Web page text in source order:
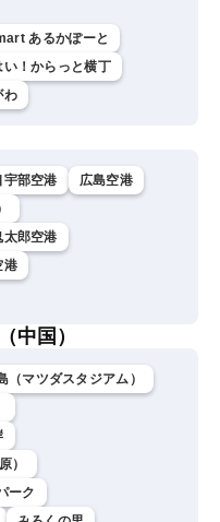
あるかぽーと
い！からっと横丁
わ
宇部空港
広島空港
太郎空港
港
中国）
マツダスタジアム）
）
ーク